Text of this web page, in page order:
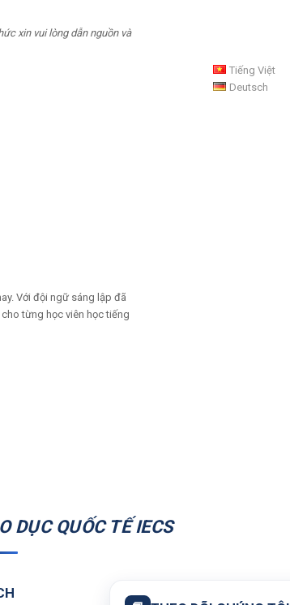
xin vui lòng dẫn nguồn và
Với đội ngữ sáng lập đã
từng học viên học tiếng
Tiếng Việt
Deutsch
DỤC QUỐC TẾ IECS